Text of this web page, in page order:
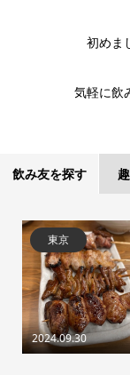
初めま
気軽に飲
飲み友を探す
2024.09.30
東京